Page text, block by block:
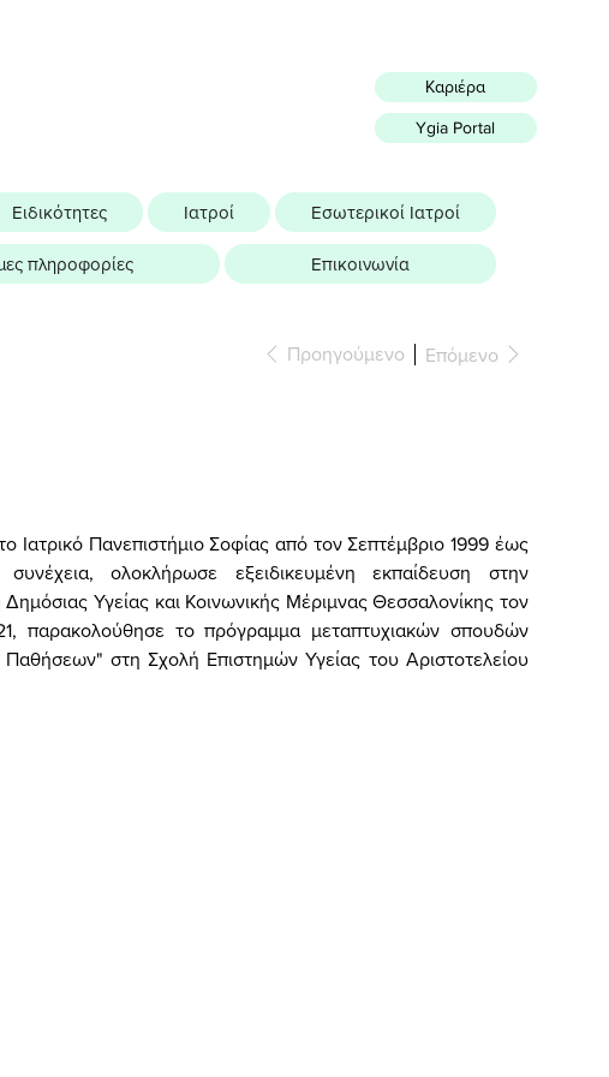
Καριέρα
Ygia Portal
Ειδικότητες Ιατροί Εσωτερικοί Ιατροί
πληροφορίες Επικοινωνία
Προηγούμενο Επόμενο
Πανεπιστήμιο Σοφίας από τον Σεπτέμβριο 1999 έως
ολοκλήρωσε εξειδικευμένη εκπαίδευση στην
Υγείας και Κοινωνικής Μέριμνας Θεσσαλονίκης τον
το πρόγραμμα μεταπτυχιακών σπουδών
Παθήσεων" στη Σχολή Επιστημών Υγείας του Αριστοτελείου